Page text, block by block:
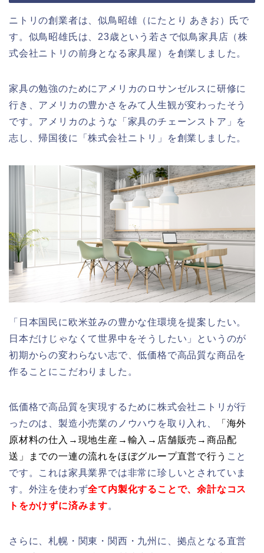
ニトリの創業者は、似鳥昭雄（にたとり あきお）氏で
す。似鳥昭雄氏は、23歳という若さで似鳥家具店（株
式会社ニトリの前身となる家具屋）を創業しました。
家具の勉強のためにアメリカのロサンゼルスに研修に
行き、アメリカの豊かさをみて人生観が変わったそう
です。アメリカのような「家具のチェーンストア」を
志し、帰国後に「株式会社ニトリ」を創業しました。
「日本国民に欧米並みの豊かな住環境を提案したい。
日本だけじゃなくて世界中をそうしたい」というのが
初期からの変わらない志で、低価格で高品質な商品を
作ることにこだわりました。
低価格で高品質を実現するために株式会社ニトリが行
ったのは、製造小売業のノウハウを取り入れ、
「海外
原材料の仕入→現地生産→輸入→店舗販売→商品配
送」までの一連の流れをほぼグループ直営で行う こと
です。これは家具業界では非常に珍しいとされていま
す。外注を使わず全て内製化することで、余計なコス
トをかけずに済みます。
さらに、札幌・関東・関西・九州に、拠点となる直営